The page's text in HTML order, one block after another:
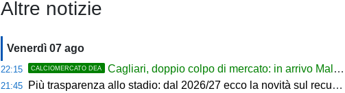
Altre notizie
Venerdì 07 ago
22:15 CALCIOMERCATO DEA Cagliari, doppio colpo di mercato: in arrivo Maldini e Kevin Carlos
21:45 Più trasparenza allo stadio: dal 2026/27 ecco la novità sul recupero